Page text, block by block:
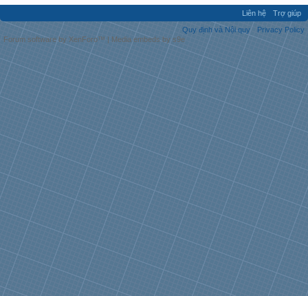
Liên hệ
Trợ giúp
Quy định và Nội quy
Privacy Policy
Forum software by XenForo™ | Media embeds by s9e